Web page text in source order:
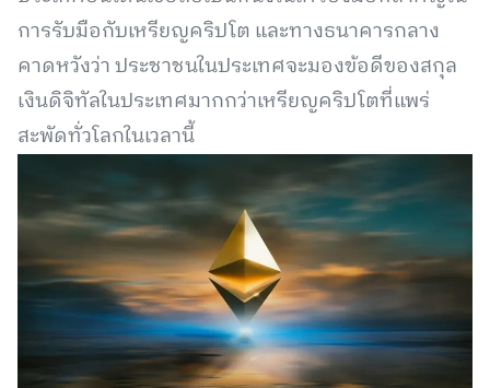
การรับมือกับเหรียญคริปโต และทางธนาคารกลาง
คาดหวังว่า ประชาชนในประเทศจะมองข้อดีของสกุล
เงินดิจิทัลในประเทศมากกว่าเหรียญคริปโตที่แพร่
สะพัดทั่วโลกในเวลานี้